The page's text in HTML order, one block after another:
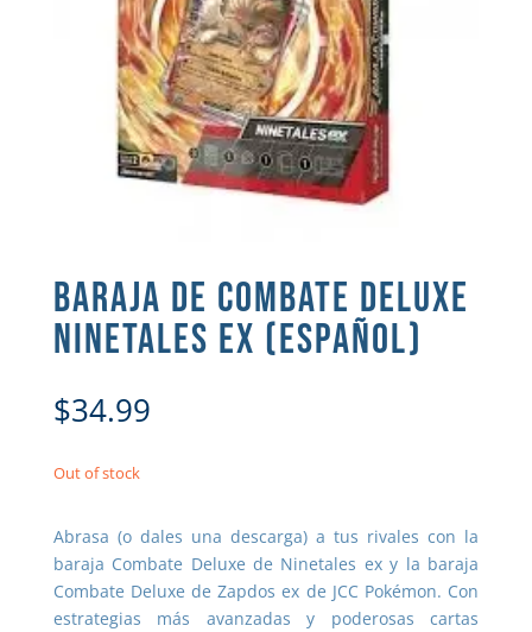
BARAJA DE COMBATE DELUXE
NINETALES EX (ESPAÑOL)
$34.99
Out of stock
Abrasa (o dales una descarga) a tus rivales con la
baraja Combate Deluxe de Ninetales ex y la baraja
Combate Deluxe de Zapdos ex de JCC Pokémon. Con
estrategias más avanzadas y poderosas cartas